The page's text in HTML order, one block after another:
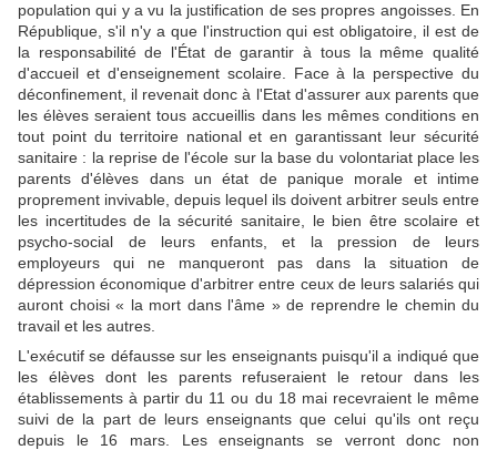
population qui y a vu la justification de ses propres angoisses. En
République, s'il n'y a que l'instruction qui est obligatoire, il est de
la responsabilité de l'État de garantir à tous la même qualité
d'accueil et d'enseignement scolaire. Face à la perspective du
déconfinement, il revenait donc à l'Etat d'assurer aux parents que
les élèves seraient tous accueillis dans les mêmes conditions en
tout point du territoire national et en garantissant leur sécurité
sanitaire : la reprise de l'école sur la base du volontariat place les
parents d'élèves dans un état de panique morale et intime
proprement invivable, depuis lequel ils doivent arbitrer seuls entre
les incertitudes de la sécurité sanitaire, le bien être scolaire et
psycho-social de leurs enfants, et la pression de leurs
employeurs qui ne manqueront pas dans la situation de
dépression économique d'arbitrer entre ceux de leurs salariés qui
auront choisi « la mort dans l'âme » de reprendre le chemin du
travail et les autres.
L'exécutif se défausse sur les enseignants puisqu'il a indiqué que
les élèves dont les parents refuseraient le retour dans les
établissements à partir du 11 ou du 18 mai recevraient le même
suivi de la part de leurs enseignants que celui qu'ils ont reçu
depuis le 16 mars. Les enseignants se verront donc non